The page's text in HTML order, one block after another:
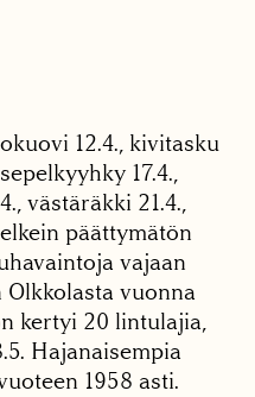
12.4., kivitasku
17.4.,
västäräkki 21.4.,
päättymätön
vajaan
Olkkolasta vuonna
kertyi 20 lintulajia,
Hajanaisempia
1958 asti.